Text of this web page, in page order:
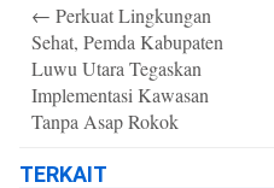
navigation
← Perkuat Lingkungan
Sehat, Pemda Kabupaten
Luwu Utara Tegaskan
Implementasi Kawasan
Tanpa Asap Rokok
TERKAIT